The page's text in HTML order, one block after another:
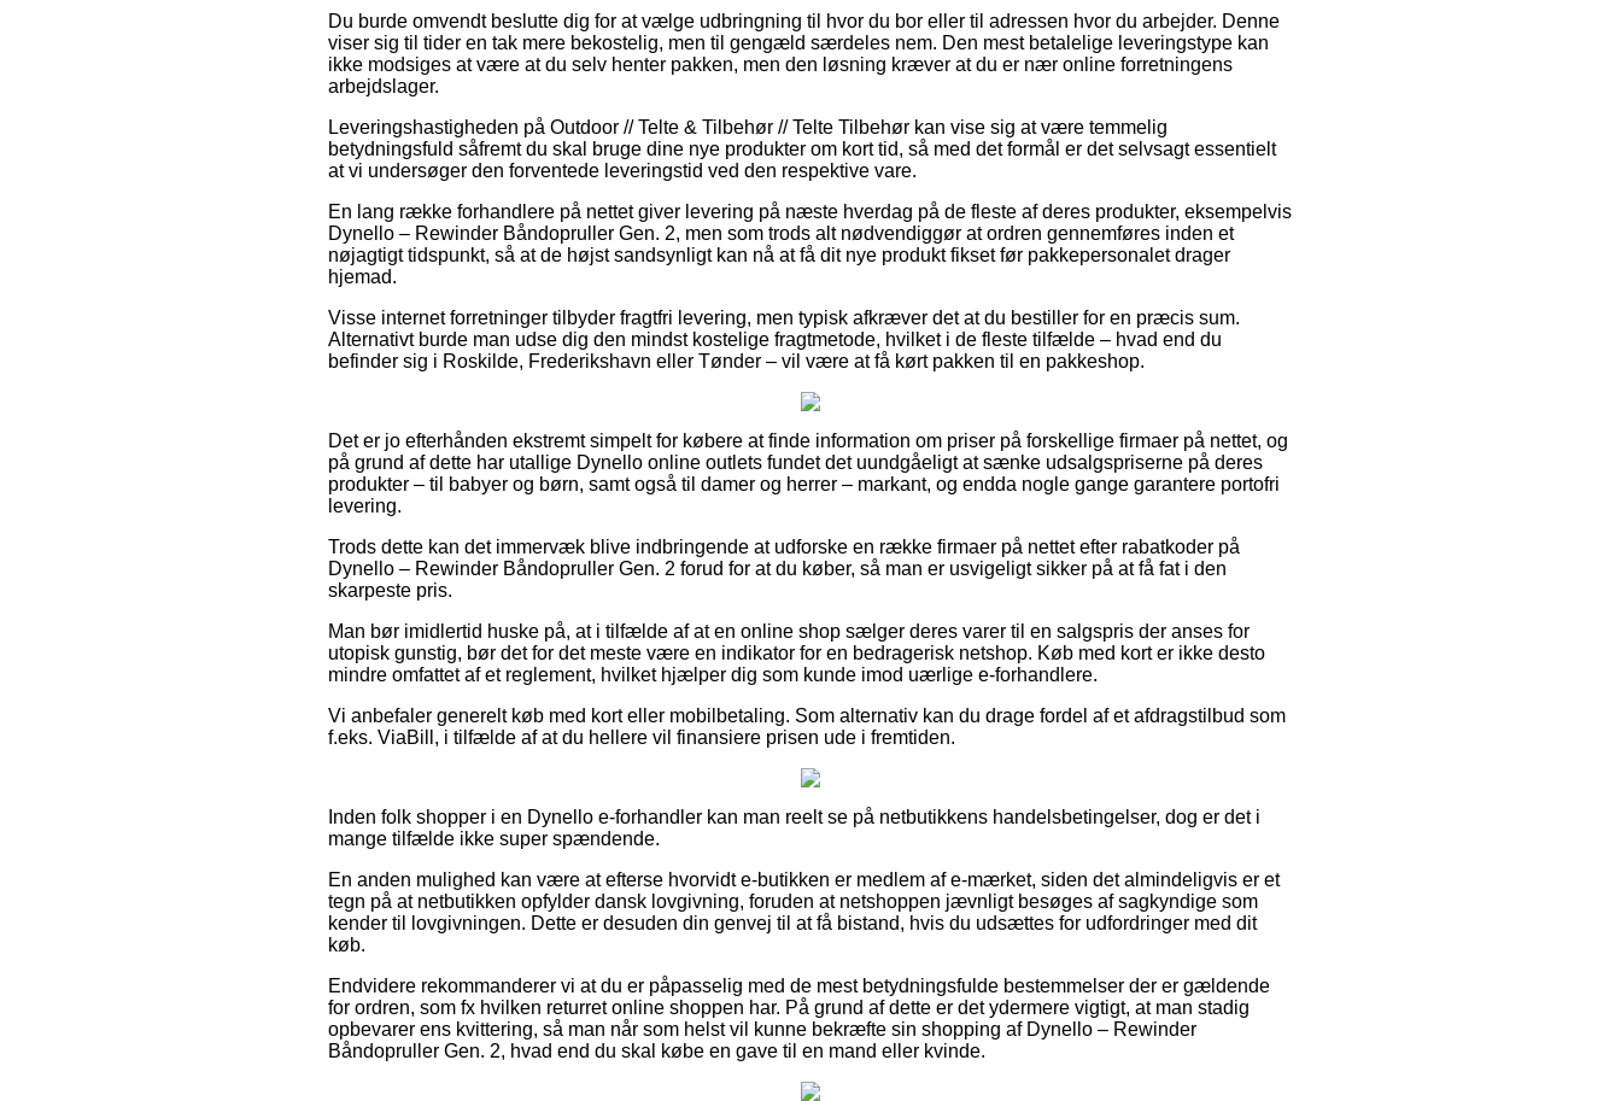
Du burde omvendt beslutte dig for at vælge udbringning til hvor du bor eller til adressen hvor du arbejder. Denne
viser sig til tider en tak mere bekostelig, men til gengæld særdeles nem. Den mest betalelige leveringstype kan
ikke modsiges at være at du selv henter pakken, men den løsning kræver at du er nær online forretningens
arbejdslager.
Leveringshastigheden på Outdoor // Telte & Tilbehør // Telte Tilbehør kan vise sig at være temmelig
betydningsfuld såfremt du skal bruge dine nye produkter om kort tid, så med det formål er det selvsagt essentielt
at vi undersøger den forventede leveringstid ved den respektive vare.
En lang række forhandlere på nettet giver levering på næste hverdag på de fleste af deres produkter, eksempelvis
Dynello – Rewinder Båndopruller Gen. 2, men som trods alt nødvendiggør at ordren gennemføres inden et
nøjagtigt tidspunkt, så at de højst sandsynligt kan nå at få dit nye produkt fikset før pakkepersonalet drager
hjemad.
Visse internet forretninger tilbyder fragtfri levering, men typisk afkræver det at du bestiller for en præcis sum.
Alternativt burde man udse dig den mindst kostelige fragtmetode, hvilket i de fleste tilfælde – hvad end du
befinder sig i Roskilde, Frederikshavn eller Tønder – vil være at få kørt pakken til en pakkeshop.
Det er jo efterhånden ekstremt simpelt for købere at finde information om priser på forskellige firmaer på nettet, og
på grund af dette har utallige Dynello online outlets fundet det uundgåeligt at sænke udsalgspriserne på deres
produkter – til babyer og børn, samt også til damer og herrer – markant, og endda nogle gange garantere portofri
levering.
Trods dette kan det immervæk blive indbringende at udforske en række firmaer på nettet efter rabatkoder på
Dynello – Rewinder Båndopruller Gen. 2 forud for at du køber, så man er usvigeligt sikker på at få fat i den
skarpeste pris.
Man bør imidlertid huske på, at i tilfælde af at en online shop sælger deres varer til en salgspris der anses for
utopisk gunstig, bør det for det meste være en indikator for en bedragerisk netshop. Køb med kort er ikke desto
mindre omfattet af et reglement, hvilket hjælper dig som kunde imod uærlige e-forhandlere.
Vi anbefaler generelt køb med kort eller mobilbetaling. Som alternativ kan du drage fordel af et afdragstilbud som
f.eks. ViaBill, i tilfælde af at du hellere vil finansiere prisen ude i fremtiden.
Inden folk shopper i en Dynello e-forhandler kan man reelt se på netbutikkens handelsbetingelser, dog er det i
mange tilfælde ikke super spændende.
En anden mulighed kan være at efterse hvorvidt e-butikken er medlem af e-mærket, siden det almindeligvis er et
tegn på at netbutikken opfylder dansk lovgivning, foruden at netshoppen jævnligt besøges af sagkyndige som
kender til lovgivningen. Dette er desuden din genvej til at få bistand, hvis du udsættes for udfordringer med dit
køb.
Endvidere rekommanderer vi at du er påpasselig med de mest betydningsfulde bestemmelser der er gældende
for ordren, som fx hvilken returret online shoppen har. På grund af dette er det ydermere vigtigt, at man stadig
opbevarer ens kvittering, så man når som helst vil kunne bekræfte sin shopping af Dynello – Rewinder
Båndopruller Gen. 2, hvad end du skal købe en gave til en mand eller kvinde.